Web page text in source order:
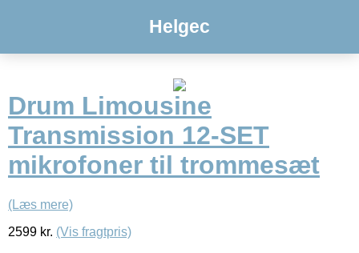
Helgec
Drum Limousine
Transmission 12-SET
mikrofoner til trommesæt
(Læs mere)
2599 kr. (Vis fragtpris)